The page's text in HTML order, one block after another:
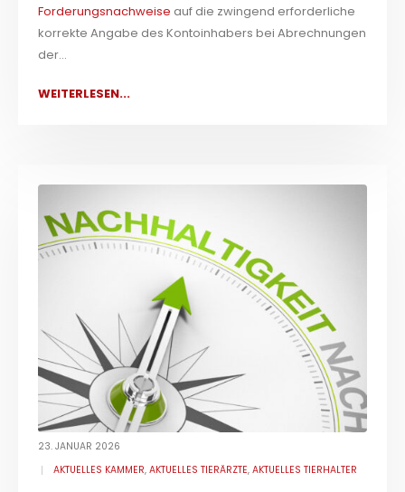
Forderungsnachweise auf die zwingend erforderliche
korrekte Angabe des Kontoinhabers bei Abrechnungen
der...
WEITERLESEN...
23. JANUAR 2026
AKTUELLES KAMMER,AKTUELLES TIERÄRZTE,AKTUELLES TIERHALTER